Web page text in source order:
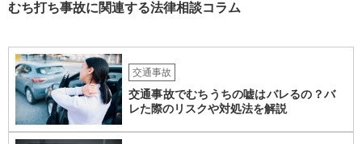
むち打ち事故に関連する法律相談コラム
交通事故
交通事故でむちうちの嘘はバレるの？バ
レた際のリスクや対処法を解説